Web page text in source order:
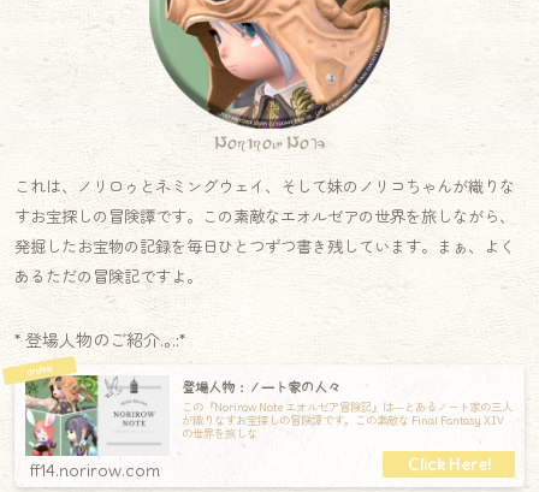
Norirow Note
これは、ノリロゥとネミングウェイ、そして妹のノリコちゃんが織りな
すお宝探しの冒険譚です。この素敵なエオルゼアの世界を旅しながら、
発掘したお宝物の記録を毎日ひとつずつ書き残しています。まぁ、よく
あるただの冒険記ですよ。
* 登場人物のご紹介.｡.:*
登場人物：ノート家の人々
この『Norirow Note エオルゼア冒険記』は―とあるノート家の三人
が織りなすお宝探しの冒険譚です。この素敵な Final Fantasy XIV
の世界を旅しな
ff14.norirow.com